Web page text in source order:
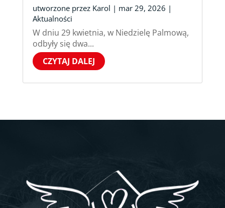
utworzone przez Karol | mar 29, 2026 |
Aktualności
W dniu 29 kwietnia, w Niedzielę Palmową,
odbyły się dwa...
CZYTAJ DALEJ